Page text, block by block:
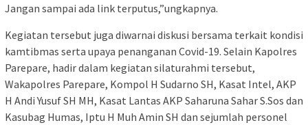
Jangan sampai ada link terputus,”ungkapnya.
Kegiatan tersebut juga diwarnai diskusi bersama terkait kondisi
kamtibmas serta upaya penanganan Covid-19. Selain Kapolres
Parepare, hadir dalam kegiatan silaturahmi tersebut,
Wakapolres Parepare, Kompol H Sudarno SH, Kasat Intel, AKP
H Andi Yusuf SH MH, Kasat Lantas AKP Saharuna Sahar S.Sos dan
Kasubag Humas, Iptu H Muh Amin SH dan sejumlah personel